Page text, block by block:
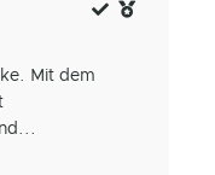
Mit dem